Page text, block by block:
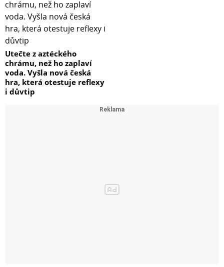
Utečte z aztéckého
chrámu, než ho zaplaví
voda. Vyšla nová česká
hra, která otestuje reflexy
i důvtip